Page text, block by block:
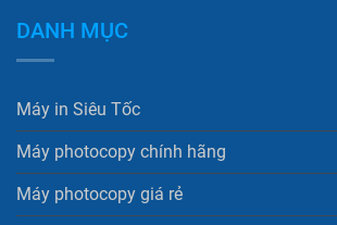
DANH MỤC
Máy in Siêu Tốc
Máy photocopy chính hãng
Máy photocopy giá rẻ